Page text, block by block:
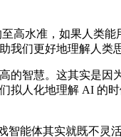
水准，如果人类
我们更好地理解人类
智慧。这其实是因
拟人化地理解 AI
能体其实就既不灵